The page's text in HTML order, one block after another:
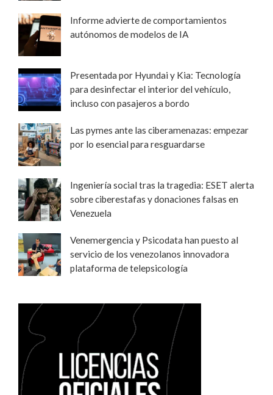
Informe advierte de comportamientos
autónomos de modelos de IA
Presentada por Hyundai y Kia: Tecnología
para desinfectar el interior del vehículo,
incluso con pasajeros a bordo
Las pymes ante las ciberamenazas: empezar
por lo esencial para resguardarse
Ingeniería social tras la tragedia: ESET alerta
sobre ciberestafas y donaciones falsas en
Venezuela
Venemergencia y Psicodata han puesto al
servicio de los venezolanos innovadora
plataforma de telepsicología